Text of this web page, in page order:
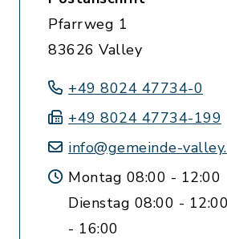
Pfarrweg 1
83626 Valley
+49 8024 47734-0
+49 8024 47734-199
info@gemeinde-
Montag 08:00 - 12:00
Dienstag 08:00 -
- 16:00